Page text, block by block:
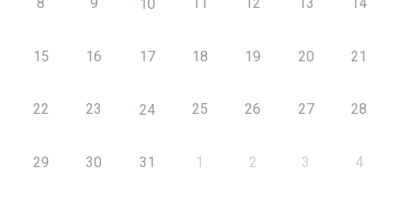
10
15 16 17 18 19 20 21
22 23 24 25 26 27 28
29 30 31 1 2 3 4